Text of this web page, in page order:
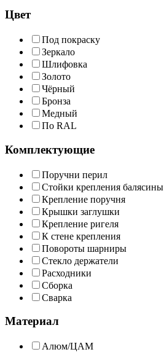
Цвет
Под покраску
Зеркало
Шлифовка
Золото
Чёрный
Бронза
Медный
По RAL
Комплектующие
Поручни перил
Стойки крепления балясины
Крепление поручня
Крышки заглушки
Крепление ригеля
К стене крепления
Повороты шарниры
Стекло держатели
Расходники
Сборка
Сварка
Материал
Алюм/ЦАМ